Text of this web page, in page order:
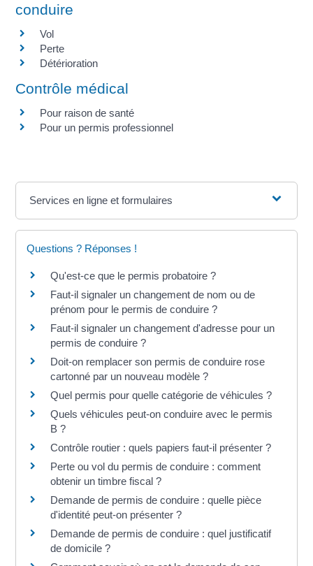
conduire
Vol
Perte
Détérioration
Contrôle médical
Pour raison de santé
Pour un permis professionnel
Services en ligne et formulaires
Questions ? Réponses !
Qu'est-ce que le permis probatoire ?
Faut-il signaler un changement de nom ou de
prénom pour le permis de conduire ?
Faut-il signaler un changement d'adresse pour un
permis de conduire ?
Doit-on remplacer son permis de conduire rose
cartonné par un nouveau modèle ?
Quel permis pour quelle catégorie de véhicules ?
Quels véhicules peut-on conduire avec le permis
B ?
Contrôle routier : quels papiers faut-il présenter ?
Perte ou vol du permis de conduire : comment
obtenir un timbre fiscal ?
Demande de permis de conduire : quelle pièce
d'identité peut-on présenter ?
Demande de permis de conduire : quel justificatif
de domicile ?